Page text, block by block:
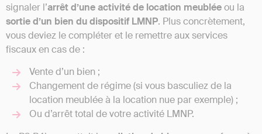
signaler l’arrêt d’une activité de location meubléeou la
sortie d’un bien du dispositif LMNP. Plus concrètement,
vous deviez le compléter et le remettre aux services
fiscaux en cas de :
Vente d’un bien ;
Changement de régime (si vous basculiez de la
location meublée à la location nue par exemple) ;
Ou d’arrêt total de votre activité LMNP.